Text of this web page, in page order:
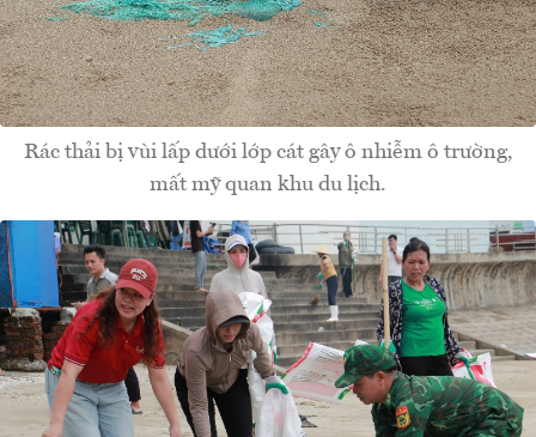
Rác thải bị vùi lấp dưới lớp cát gây ô nhiễm ô trường,
mất mỹ quan khu du lịch.